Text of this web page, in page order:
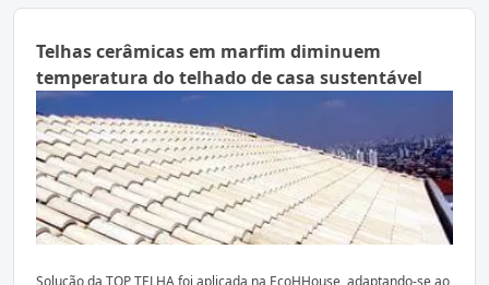
Telhas cerâmicas em marfim diminuem
temperatura do telhado de casa sustentável
Solução da TOP TELHA foi aplicada na EcoHHouse, adaptando-se ao